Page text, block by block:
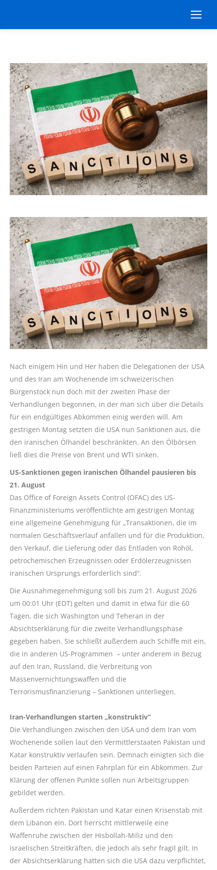
Nach einigem Hin und Her haben die Delegationen der USA
und des Iran am Wochenende im schweizerischen
Bürgenstock nun doch mit der zweiten Phase der
Verhandlungen begonnen, in der man sich über die Details
für ein endgültiges Abkommen einig werden will. Am
gestrigen Montag setzten die USA nun Sanktionen aus, die
den iranischen Ölhandel beschränkten. An den Ölbörsen
ließ dies die Preise von Brent und WTI sinken.
US-Sanktionen gegen iranischen Ölhandel pausieren bis
21. August
Das Office of Foreign Assets Control (OFAC) des US-
Finanzministeriums veröffentlichte am gestrigen Montag
eine allgemeine Genehmigung für „Transaktionen, die im
normalen Geschäftsverlauf anfallen und für die Produktion,
den Verkauf, die Lieferung oder das Entladen von Rohöl,
petrochemischen Erzeugnissen oder Erdölerzeugnissen
iranischen Ursprungs erforderlich sind“.
Die Ausnahmegenehmigung soll bis zum 21. August 2026
um 00:01 Uhr (EDT) gelten und damit in etwa für die 60
Tagen, die sich Washington und Teheran in der
Absichtserklärung für die zweite Verhandlungsphase
gegeben haben. Sie schließt außerdem auch Schiffe mit ein,
die in anderen US-Programmen – unter anderem in Bezug
auf den Iran, Russland, die Verbreitung von
Massenvernichtungswaffen und die
Terrorismusfinanzierung – Sanktionen unterliegen.
Iran-Verhandlungen starten „konstruktiv“
Die Verhandlungen zwischen den USA und dem Iran vom
Wochenende sollen laut den Vermittlerstaaten Pakistan und
Katar konstruktiv verlaufen sein. Demnach einigten sich die
beiden Parteien auf einen Fahrplan für ein Abkommen. Zur
Klärung der offenen Punkte sollen nun Arbeitsgruppen
gebildet werden.
Außerdem richten Pakistan und Katar einen Krisenstab mit
dem Libanon ein. Dort herrscht mittlerweile eine
Waffenruhe zwischen der Hisbollah-Miliz und den
israelischen Streitkräften, die jedoch als sehr fragil gilt. In
der Absichtserklärung hatten sich die USA dazu verpflichtet,